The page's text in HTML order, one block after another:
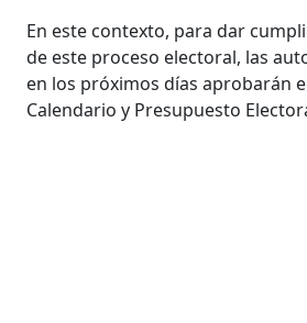
En este contexto, para dar
de este proceso electoral, las
en los próximos días aprobarán
Calendario y Presupuesto